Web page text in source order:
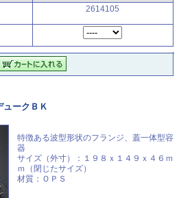
2614105
ークＢＫ
特徴ある波型形状のフランジ、 蓋一体型容
器
サイズ（外寸）：１９８ｘ１４９ｘ４６ｍ
ｍ（閉じたサイズ）
材質：ＯＰＳ